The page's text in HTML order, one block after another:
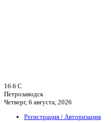
16.6 C
Петрозаводск
Четверг, 6 августа, 2026
Регистрация / Авторизация